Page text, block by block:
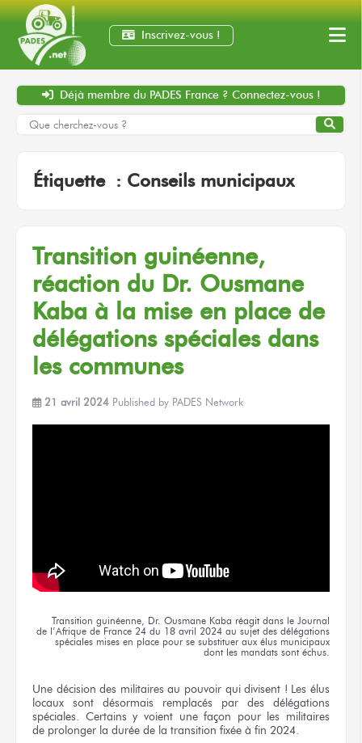
Inscrivez-vous !
Déjà membre du PADES France ? Connectez-vous !
Étiquette : Conseils municipaux
Transition guinéenne,
réaction du Dr. Ousmane
Kaba à la mise en place de
délégations spéciales dans
les communes
21 avril 2024 Published by PADES Network
Transition guinéenne, Dr. Ousmane Kaba réagit dans le Journal
de l’Afrique de France 24 du 18 avril 2024 au sujet des délégations
spéciales mises en place pour se substituer aux élus municipaux
dont les mandats sont échus.
Une décision des militaires au pouvoir qui divisent ! Les élus
locaux sont désormais remplacés par des délégations
spéciales. Certainsy voient une façon pour les militaires
de prolonger la durée de la transition fixée à fin 2024.